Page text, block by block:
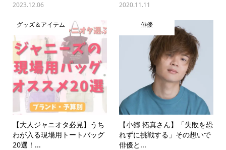
2023.12.06 2020.11.11
グッズ＆アイテム
【大人ジャニオタ必見】うち
わが入る現場用トートバッグ
20選！...
俳優
【小郷 拓真さん】「失敗を恐
れずに挑戦する」その想いで
俳優と...